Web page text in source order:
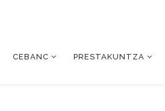
CEBANC PRESTAKUNTZA